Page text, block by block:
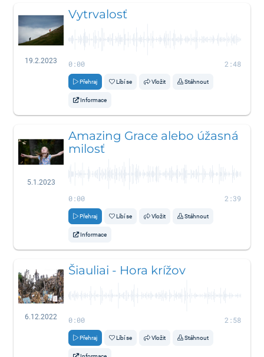
19.2.2023
Vytrvalosť
0:00 2:48
Přehraj Líbí se Vložit Stáhnout
Informace
5.1.2023
Amazing Grace alebo úžasná
milosť
0:00 2:39
Přehraj Líbí se Vložit Stáhnout
Informace
6.12.2022
Šiauliai - Hora krížov
0:00 2:58
Přehraj Líbí se Vložit Stáhnout